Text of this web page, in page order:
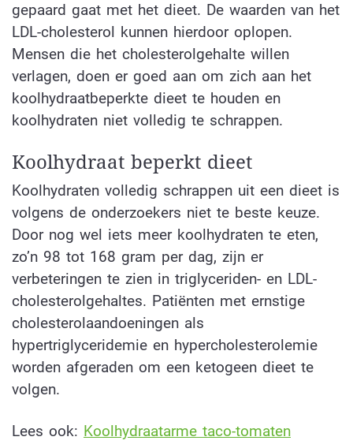
gepaard gaat met het dieet. De waarden van het
LDL-cholesterol kunnen hierdoor oplopen.
Mensen die het cholesterolgehalte willen
verlagen, doen er goed aan om zich aan het
koolhydraatbeperkte dieet te houden en
koolhydraten niet volledig te schrappen.
Koolhydraat beperkt dieet
Koolhydraten volledig schrappen uit een dieet is
volgens de onderzoekers niet te beste keuze.
Door nog wel iets meer koolhydraten te eten,
zo’n 98 tot 168 gram per dag, zijn er
verbeteringen te zien in triglyceriden- en LDL-
cholesterolgehaltes. Patiënten met ernstige
cholesterolaandoeningen als
hypertriglyceridemie en hypercholesterolemie
worden afgeraden om een ketogeen dieet te
volgen.
Lees ook: Koolhydraatarme taco-tomaten